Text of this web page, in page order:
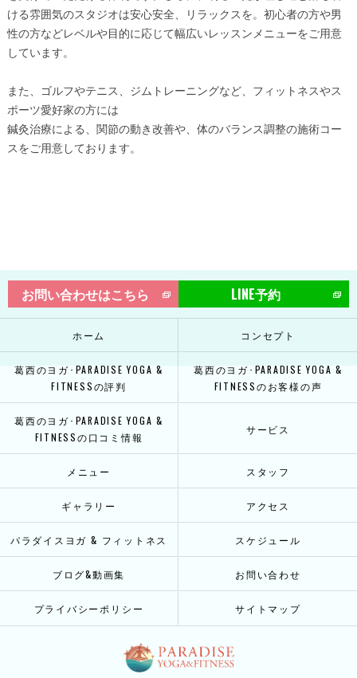
ける雰囲気のスタジオは安心安全、リラックスを。初心者の方や男
性の方などレベルや目的に応じて幅広いレッスンメニューをご用意
しています。
また、ゴルフやテニス、ジムトレーニングなど、フィットネスやス
ポーツ愛好家の方には
鍼灸治療による、関節の動き改善や、体のバランス調整の施術コー
スをご用意しております。
お問い合わせはこちら LINE予約
ホーム コンセプト
葛西のヨガ･PARADISE YOGA &
FITNESSの評判
葛西のヨガ･PARADISE YOGA &
FITNESSのお客様の声
葛西のヨガ･PARADISE YOGA &
FITNESSの口コミ情報
サービス
メニュー スタッフ
ギャラリー アクセス
パラダイスヨガ & フィットネス スケジュール
ブログ&動画集 お問い合わせ
プライバシーポリシー サイトマップ